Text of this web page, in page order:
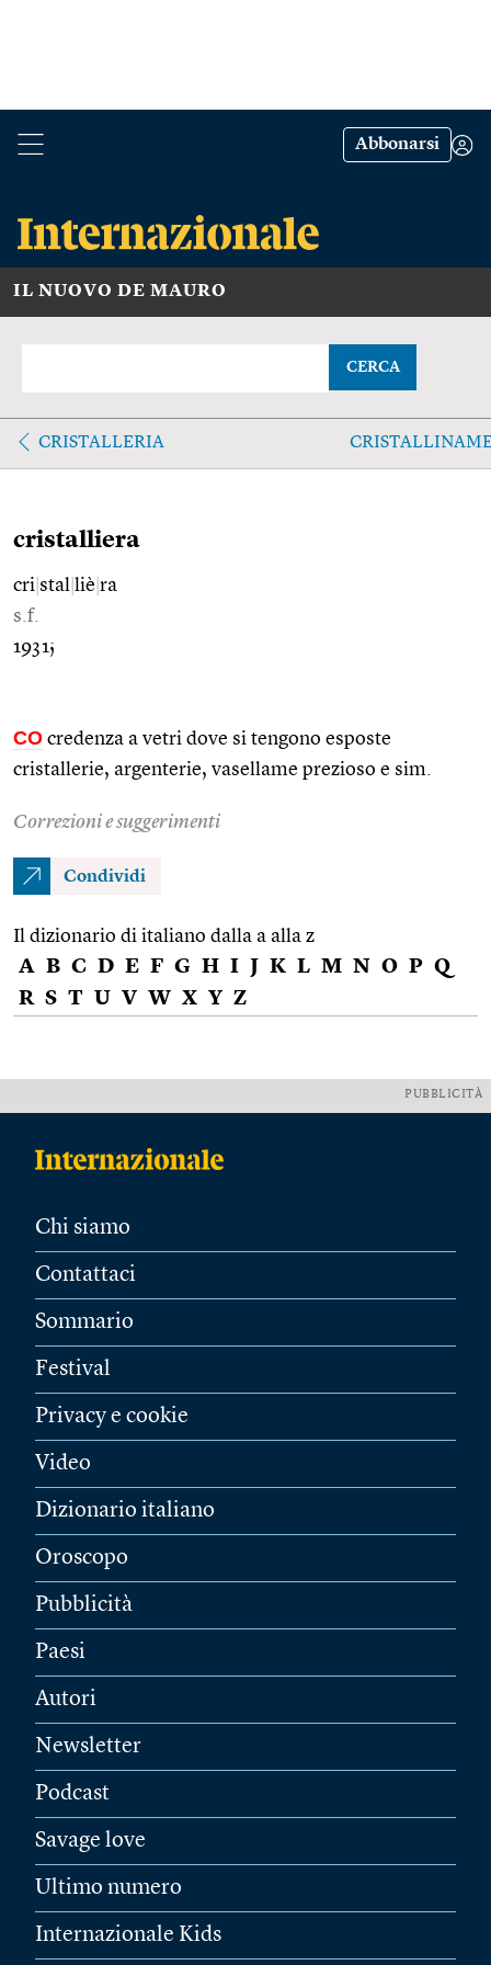
Abbonarsi
IL NUOVO DE MAURO
CERCA
CRISTALLERIA
cristalliera
cri stal liè ra
s.f.
1931;
CO credenza a vetri dove si tengono esposte
cristallerie, argenterie, vasellame prezioso e sim.
Correzioni e suggerimenti
Condividi
Il dizionario di italiano dalla a alla z
A B C D E F G H I J K L M N O P Q
R S T U V W X Y Z
PUBBLICITÀ
Chi siamo
Contattaci
Sommario
Festival
Privacy e cookie
Video
Dizionario italiano
Oroscopo
Pubblicità
Paesi
Autori
Newsletter
Podcast
Savage love
Ultimo numero
Internazionale Kids